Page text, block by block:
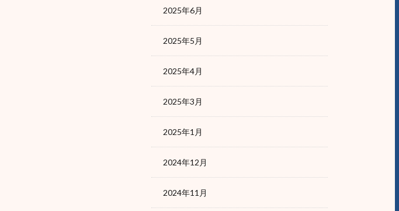
2025年6月
2025年5月
2025年4月
2025年3月
2025年1月
2024年12月
2024年11月